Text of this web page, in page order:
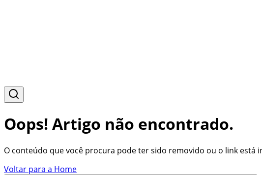
Oops! Artigo não encontrado.
O conteúdo que você procura pode ter sido removido ou o link está
Voltar para a Home